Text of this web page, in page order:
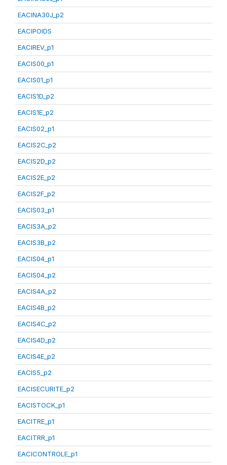
EACINA30J_p2
EACIPOIDS
EACIREV_p1
EACIS00_p1
EACIS01_p1
EACIS1D_p2
EACIS1E_p2
EACIS02_p1
EACIS2C_p2
EACIS2D_p2
EACIS2E_p2
EACIS2F_p2
EACIS03_p1
EACIS3A_p2
EACIS3B_p2
EACIS04_p1
EACIS04_p2
EACIS4A_p2
EACIS4B_p2
EACIS4C_p2
EACIS4D_p2
EACIS4E_p2
EACIS5_p2
EACISECURITE_p2
EACISTOCK_p1
EACITRE_p1
EACITRR_p1
EACICONTROLE_p1